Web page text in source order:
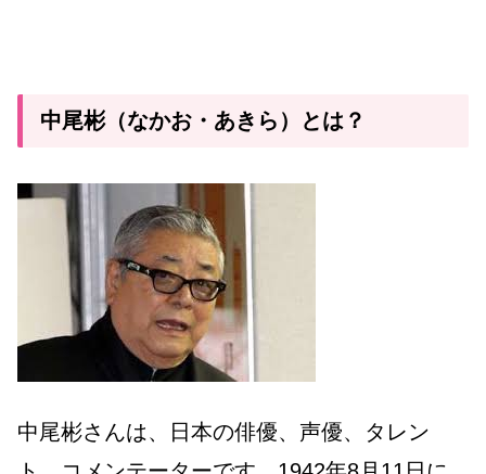
中尾彬（なかお・あきら）とは？
中尾彬さんは、日本の俳優、声優、タレン